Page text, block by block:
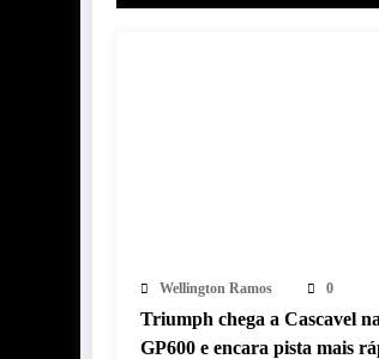
Wellington Ramos 0
Triumph chega a Cascavel
GP600 e encara pista mais